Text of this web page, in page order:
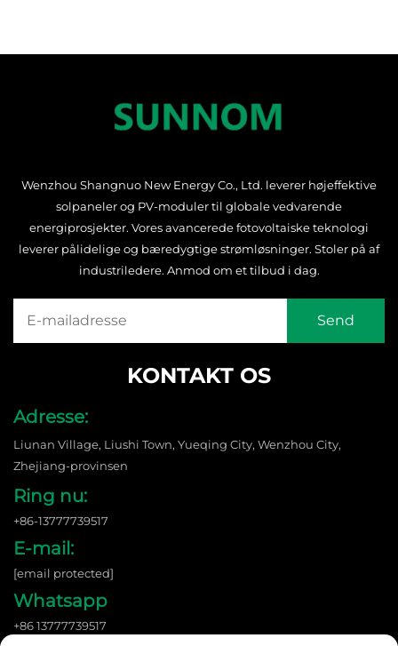
Wenzhou Shangnuo New Energy Co., Ltd. leverer højeffektive
solpaneler og PV-moduler til globale vedvarende
energiprosjekter. Vores avancerede fotovoltaiske teknologi
leverer pålidelige og bæredygtige strømløsninger. Stoler på af
industriledere. Anmod om et tilbud i dag.
KONTAKT OS
Adresse:
Liunan Village, Liushi Town, Yueqing City, Wenzhou City,
Zhejiang-provinsen
Ring nu:
+86-13777739517
E-mail:
[email protected]
Whatsapp
+86 13777739517